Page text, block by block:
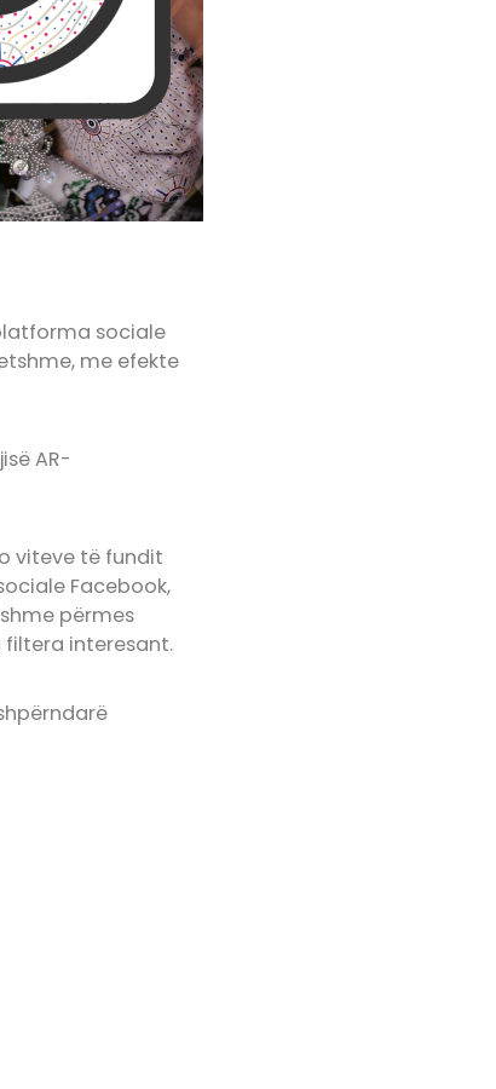
sociale
me efekte
AR-
viteve të fundit
Facebook,
përmes
filtera interesant.